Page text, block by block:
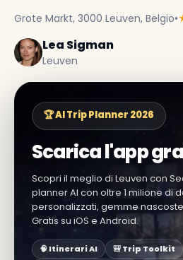
Grote Markt, 3000 Leuven, Belgio•
Lea Sigman
Leuven
🏆 AI Trip Planner 2026
Scarica l'app
Scopri il meglio di Leuven con
planner AI con oltre 1 milione di
personalizzati, gemme
Gratis su iOS e Android.
🧠 Itinerari AI
🎒 Trip Toolkit